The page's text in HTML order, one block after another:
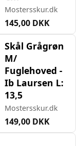
Mostersskur.dk
145,00 DKK
Skål Grågrøn
M/
Fuglehoved -
Ib Laursen L:
13,5
Mostersskur.dk
149,00 DKK